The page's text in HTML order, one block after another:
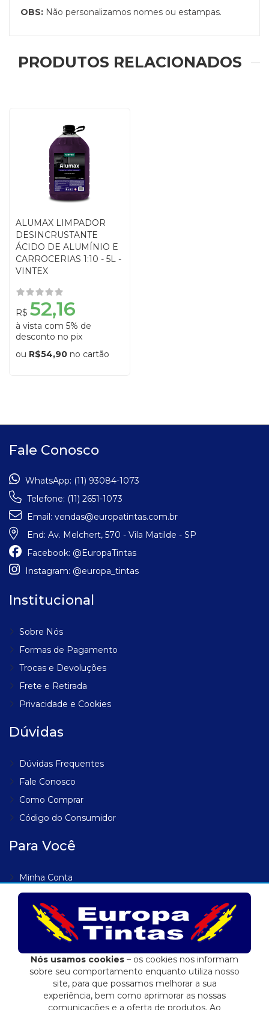
OBS: Não personalizamos nomes ou estampas.
PRODUTOS RELACIONADOS
ALUMAX LIMPADOR
DESINCRUSTANTE
ÁCIDO DE ALUMÍNIO E
CARROCERIAS 1:10 - 5L -
VINTEX
R$ 52,16
à vista com 5% de
desconto no pix
ou R$54,90 no cartão
Fale Conosco
WhatsApp: (11) 93084-1073
Telefone: (11) 2651-1073
Email: vendas@europatintas.com.br
End: Av. Melchert, 570 - Vila Matilde - SP
Facebook: @EuropaTintas
Instagram: @europa_tintas
Institucional
Sobre Nós
Formas de Pagamento
Trocas e Devoluções
Frete e Retirada
Privacidade e Cookies
Dúvidas
Dúvidas Frequentes
Fale Conosco
Como Comprar
Código do Consumidor
Para Você
Minha Conta
Meus Endereços
Meus Pedidos
Lista de Desejos
Rastrear Pedido
Nós usamos cookies – os cookies nos informam
sobre seu comportamento enquanto utiliza nosso
site, para que possamos melhorar a sua
experiência, bem como aprimorar as nossas
comunicações e a oferta de produtos. Ao